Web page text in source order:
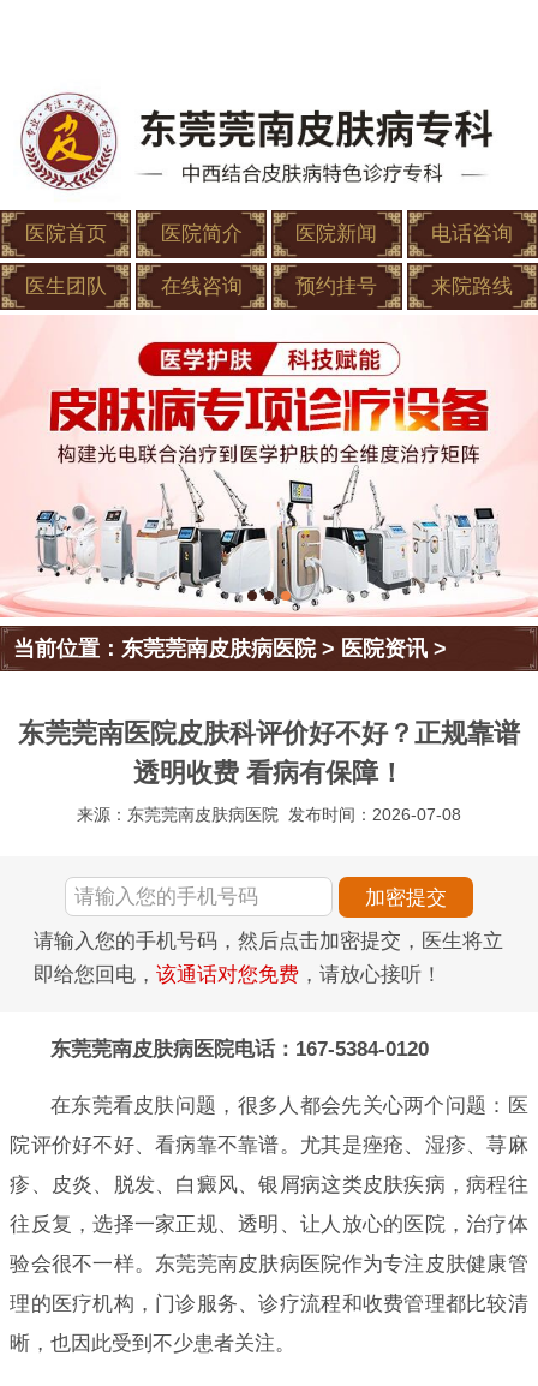
医院首页 医院简介 医院新闻 电话咨询
医生团队 在线咨询 预约挂号 来院路线
当前位置：东莞莞南皮肤病医院> 医院资讯 >
东莞莞南医院皮肤科评价好不好？正规靠谱
透明收费 看病有保障！
来源：东莞莞南皮肤病医院 发布时间：2026-07-08
请输入您的手机号码，然后点击加密提交，医生将立
即给您回电， 该通话对您免费 ，请放心接听！
东莞莞南皮肤病医院电话：167-5384-0120
在东莞看皮肤问题，很多人都会先关心两个问题：医
院评价好不好、看病靠不靠谱。尤其是痤疮、湿疹、荨麻
疹、皮炎、脱发、白癜风、银屑病这类皮肤疾病，病程往
往反复，选择一家正规、透明、让人放心的医院，治疗体
验会很不一样。东莞莞南皮肤病医院作为专注皮肤健康管
理的医疗机构，门诊服务、诊疗流程和收费管理都比较清
晰，也因此受到不少患者关注。